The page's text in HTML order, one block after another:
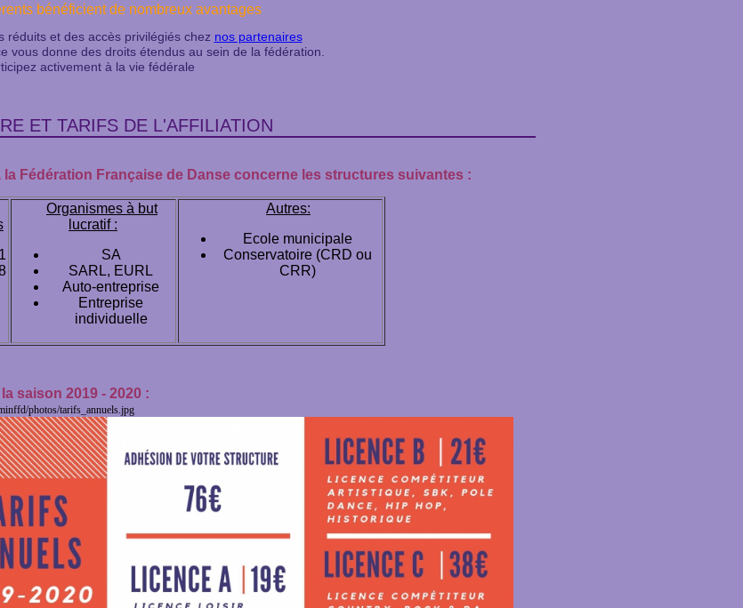
bénéficient de nombreux avantages
réduits et des accès privilégiés chez nos partenaires
vous donne des droits étendus au sein de la fédération.
activement à la vie fédérale
ET TARIFS DE L'AFFILIATION
la Fédération Française de Danse concerne les structures suivantes :
Organismes à but
lucratif :
SA
SARL, EURL
Auto-entreprise
Entreprise
individuelle
Autres:
Ecole municipale
Conservatoire (CRD ou
CRR)
saison 2019 - 2020 :
photos/tarifs_annuels.jpg